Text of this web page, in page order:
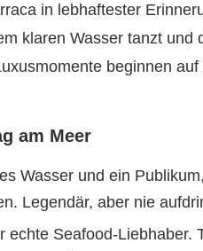
in lebhaftester
klaren Wasser tanzt und
beginnen
am Meer
Wasser und ein
Legendär, aber nie
echte Seafood-Liebhaber.